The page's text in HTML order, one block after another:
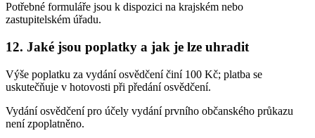
Potřebné formuláře jsou k dispozici na krajském nebo
zastupitelském úřadu.
12. Jaké jsou poplatky a jak je lze uhradit
Výše poplatku za vydání osvědčení činí 100 Kč; platba se
uskutečňuje v hotovosti při předání osvědčení.
Vydání osvědčení pro účely vydání prvního občanského průkazu
není zpoplatněno.